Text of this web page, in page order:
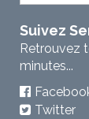
Suivez
Retrouvez
minutes...
Twitter